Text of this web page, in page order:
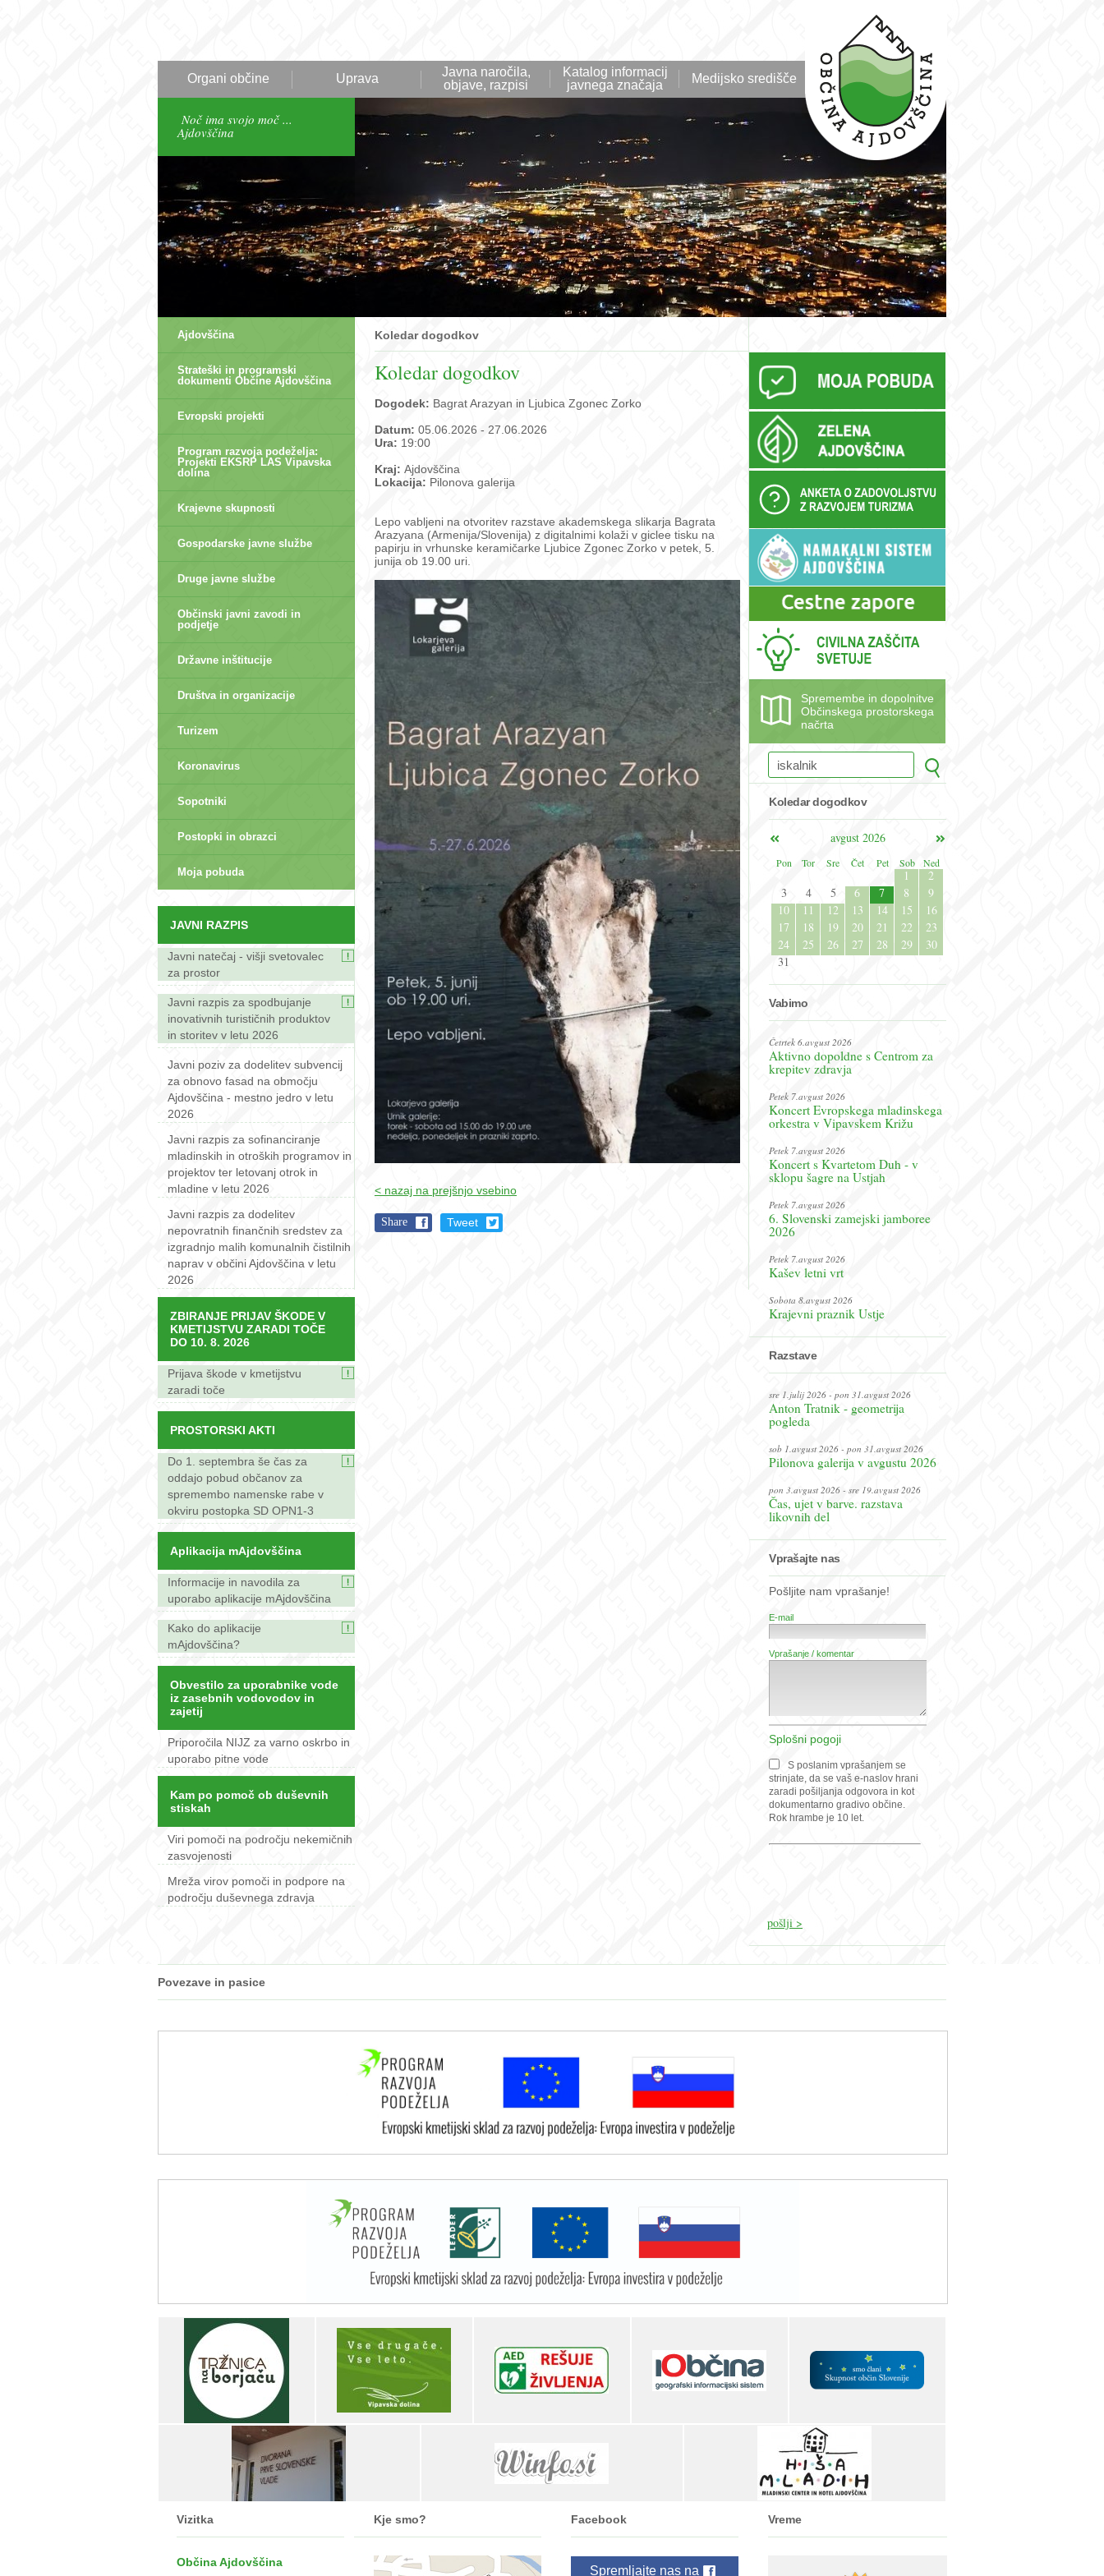
Organi občine Uprava
Javna naročila,
objave, razpisi
Katalog informacij
javnega značaja
Medijsko središče
Noč ima svojo moč ...
Ajdovščina
Ajdovščina
Strateški in programski
dokumenti Občine Ajdovščina
Evropski projekti
Program razvoja podeželja:
Projekti EKSRP LAS Vipavska
dolina
Krajevne skupnosti
Gospodarske javne službe
Druge javne službe
Občinski javni zavodi in
podjetje
Državne inštitucije
Društva in organizacije
Turizem
Koronavirus
Sopotniki
Postopki in obrazci
Moja pobuda
JAVNI RAZPIS
Javni natečaj - višji svetovalec
za prostor
Javni razpis za spodbujanje
inovativnih turističnih produktov
in storitev v letu 2026
Javni poziv za dodelitev subvencij
za obnovo fasad na območju
Ajdovščina - mestno jedro v letu
2026
Javni razpis za sofinanciranje
mladinskih in otroških programov in
projektov ter letovanj otrok in
mladine v letu 2026
Javni razpis za dodelitev
nepovratnih finančnih sredstev za
izgradnjo malih komunalnih čistilnih
naprav v občini Ajdovščina v letu
2026
ZBIRANJE PRIJAV ŠKODE V
KMETIJSTVU ZARADI TOČE
DO 10. 8. 2026
Prijava škode v kmetijstvu
zaradi toče
PROSTORSKI AKTI
Do 1. septembra še čas za
oddajo pobud občanov za
spremembo namenske rabe v
okviru postopka SD OPN1-3
Aplikacija mAjdovščina
Informacije in navodila za
uporabo aplikacije mAjdovščina
Kako do aplikacije
mAjdovščina?
Obvestilo za uporabnike vode
iz zasebnih vodovodov in
zajetij
Priporočila NIJZ za varno oskrbo in
uporabo pitne vode
Kam po pomoč ob duševnih
stiskah
Viri pomoči na področju nekemičnih
zasvojenosti
Mreža virov pomoči in podpore na
področju duševnega zdravja
Koledar dogodkov
Koledar dogodkov
Dogodek: Bagrat Arazyan in Ljubica Zgonec Zorko
Datum: 05.06.2026 - 27.06.2026
Ura: 19:00
Kraj: Ajdovščina
Lokacija: Pilonova galerija
Lepo vabljeni na otvoritev razstave akademskega slikarja Bagrata
Arazyana (Armenija/Slovenija) z digitalnimi kolaži v giclee tisku na
papirju in vrhunske keramičarke Ljubice Zgonec Zorko v petek, 5.
junija ob 19.00 uri.
< nazaj na prejšnjo vsebino
Share Tweet
Spremembe in dopolnitve
Občinskega prostorskega
načrta
Koledar dogodkov
avgust 2026
Pon
Tor Sre Čet Pet Sob Ned
1
2
3
4 5 6 7 8
9
10
11 12 13 14 15
16
17
18 19 20 21 22
23
24
25 26 27 28 29
30
31
Vabimo
Četrtek 6.avgust 2026
Aktivno dopoldne s Centrom za
krepitev zdravja
Petek 7.avgust 2026
Koncert Evropskega mladinskega
orkestra v Vipavskem Križu
Petek 7.avgust 2026
Koncert s Kvartetom Duh - v
sklopu šagre na Ustjah
Petek 7.avgust 2026
6. Slovenski zamejski jamboree
2026
Petek 7.avgust 2026
Kašev letni vrt
Sobota 8.avgust 2026
Krajevni praznik Ustje
Razstave
sre 1.julij 2026 - pon 31.avgust 2026
Anton Tratnik - geometrija
pogleda
sob 1.avgust 2026 - pon 31.avgust 2026
Pilonova galerija v avgustu 2026
pon 3.avgust 2026 - sre 19.avgust 2026
Čas, ujet v barve. razstava
likovnih del
Vprašajte nas
Pošljite nam vprašanje!
E-mail
Vprašanje / komentar
Splošni pogoji
S poslanim vprašanjem se
strinjate, da se vaš e-naslov hrani
zaradi pošiljanja odgovora in kot
dokumentarno gradivo občine.
Rok hrambe je 10 let.
Povezave in pasice
Vizitka
Občina Ajdovščina
Kje smo? Facebook
Spremljajte nas na
Vreme